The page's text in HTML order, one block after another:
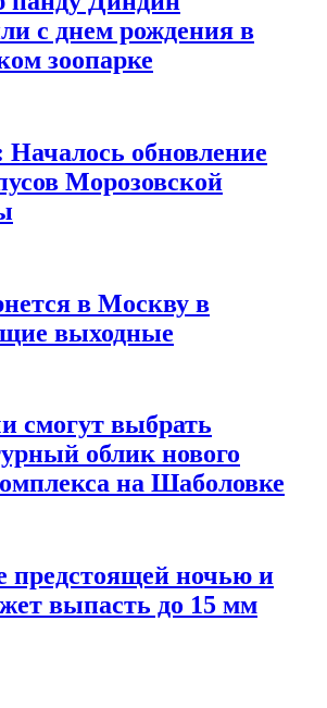
с днем рождения в
зоопарке
обновление
Морозовской
в Москву в
выходные
смогут выбрать
облик нового
на Шаболовке
предстоящей ночью и
выпасть до 15 мм